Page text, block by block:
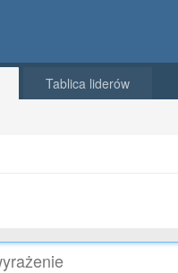
Tablica liderów